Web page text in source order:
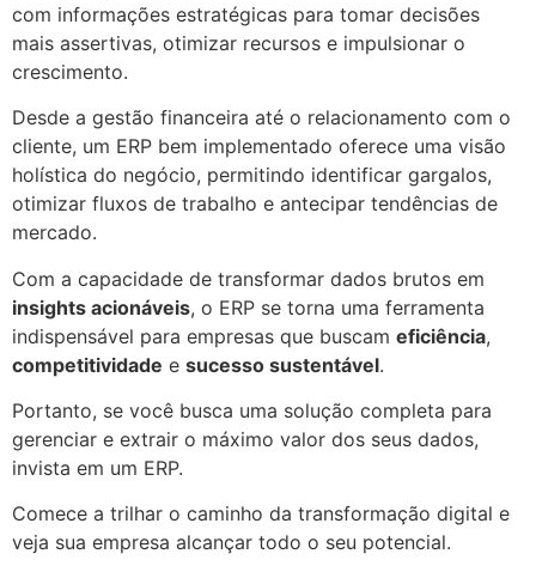
com informações estratégicas para tomar decisões
mais assertivas, otimizar recursos e impulsionar o
crescimento.
Desde a gestão financeira até o relacionamento com o
cliente, um ERP bem implementado oferece uma visão
holística do negócio, permitindo identificar gargalos,
otimizar fluxos de trabalho e antecipar tendências de
mercado.
Com a capacidade de transformar dados brutos em
insights acionáveis, o ERP se torna uma ferramenta
indispensável para empresas que buscam eficiência,
competitividade e sucesso sustentável.
Portanto, se você busca uma solução completa para
gerenciar e extrair o máximo valor dos seus dados,
invista em um ERP.
Comece a trilhar o caminho da transformação digital e
veja sua empresa alcançar todo o seu potencial.